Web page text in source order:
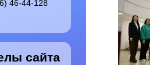
46-44-128
сайта